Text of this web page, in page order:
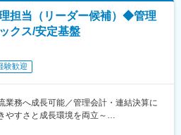
る業務
ト作成
入出金管理
フォワード・勘定奉行）対応
担当（リーダー候補）◆管理
クス/安定基盤
験歓迎
業務へ成長可能／管理会計・連結決算に
やすさと成長環境を両立～